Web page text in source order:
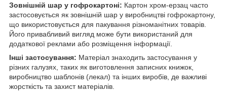
Зовнішній шар у гофрокартоні: Картон хром-ерзац часто
застосовується як зовнішній шар у виробництві гофрокартону,
що використовується для пакування різноманітних товарів.
Його привабливий вигляд може бути використаний для
додаткової реклами або розміщення інформації.
Інші застосування: Матеріал знаходить застосування у
різних галузях, таких як виготовлення записних книжок,
виробництво шаблонів (лекал) та інших виробів, де важливі
жорсткість та захист матеріалів.